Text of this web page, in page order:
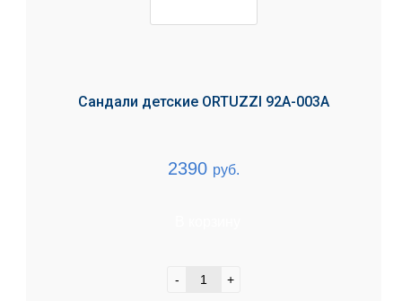
Сандали детские ORTUZZI 92A-003A
2390 руб.
- +